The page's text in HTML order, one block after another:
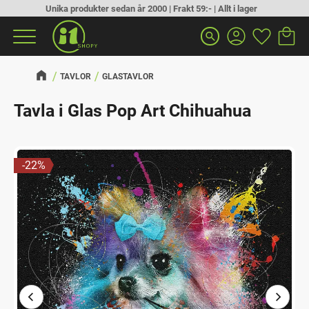
Meny
Unika produkter sedan år 2000 | Frakt 59:- | Allt i lager
search
TAVLOR GLASTAVLOR
Tavla i Glas Pop Art Chihuahua
22%